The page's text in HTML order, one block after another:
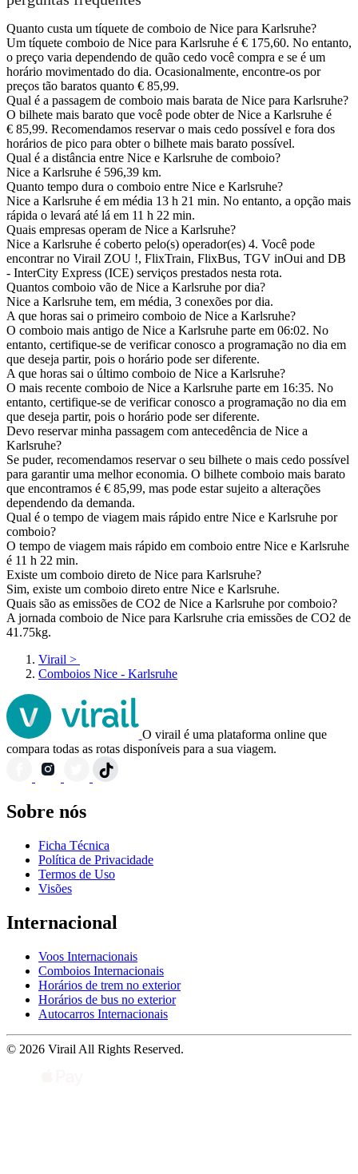
Quanto custa um tíquete de comboio de Nice para Karlsruhe?
Um tíquete comboio de Nice para Karlsruhe é € 175,60. No entanto,
o preço varia dependendo de quão cedo você compra e se é um
horário movimentado do dia. Ocasionalmente, encontre-os por
preços tão baratos quanto € 85,99.
Qual é a passagem de comboio mais barata de Nice para Karlsruhe?
O bilhete mais barato que você pode obter de Nice a Karlsruhe é
€ 85,99. Recomendamos reservar o mais cedo possível e fora dos
horários de pico para obter o bilhete mais barato possível.
Qual é a distância entre Nice e Karlsruhe de comboio?
Nice a Karlsruhe é 596,39 km.
Quanto tempo dura o comboio entre Nice e Karlsruhe?
Nice a Karlsruhe é em média 13 h 21 min. No entanto, a opção mais
rápida o levará até lá em 11 h 22 min.
Quais empresas operam de Nice a Karlsruhe?
Nice a Karlsruhe é coberto pelo(s) operador(es) 4. Você pode
encontrar no Virail ZOU !, FlixTrain, FlixBus, TGV inOui and DB
- InterCity Express (ICE) serviços prestados nesta rota.
Quantos comboio vão de Nice a Karlsruhe por dia?
Nice a Karlsruhe tem, em média, 3 conexões por dia.
A que horas sai o primeiro comboio de Nice a Karlsruhe?
O comboio mais antigo de Nice a Karlsruhe parte em 06:02. No
entanto, certifique-se de verificar conosco a programação no dia em
que deseja partir, pois o horário pode ser diferente.
A que horas sai o último comboio de Nice a Karlsruhe?
O mais recente comboio de Nice a Karlsruhe parte em 16:35. No
entanto, certifique-se de verificar conosco a programação no dia em
que deseja partir, pois o horário pode ser diferente.
Devo reservar minha passagem com antecedência de Nice a
Karlsruhe?
Se puder, recomendamos reservar o seu bilhete o mais cedo possível
para garantir uma melhor economia. O bilhete comboio mais barato
que encontramos é € 85,99, mas pode estar sujeito a alterações
dependendo da demanda.
Qual é o tempo de viagem mais rápido entre Nice e Karlsruhe por
comboio?
O tempo de viagem mais rápido em comboio entre Nice e Karlsruhe
é 11 h 22 min.
Existe um comboio direto de Nice para Karlsruhe?
Sim, existe um comboio direto entre Nice e Karlsruhe.
Quais são as emissões de CO2 de Nice a Karlsruhe por comboio?
A jornada comboio de Nice para Karlsruhe cria emissões de CO2 de
41.75kg.
Virail >
Comboios Nice - Karlsruhe
O virail é uma plataforma online que
compara todas as rotas disponíveis para a sua viagem.
Sobre nós
Ficha Técnica
Política de Privacidade
Termos de Uso
Visões
Internacional
Voos Internacionais
Comboios Internacionais
Horários de trem no exterior
Horários de bus no exterior
Autocarros Internacionais
© 2026 Virail All Rights Reserved.